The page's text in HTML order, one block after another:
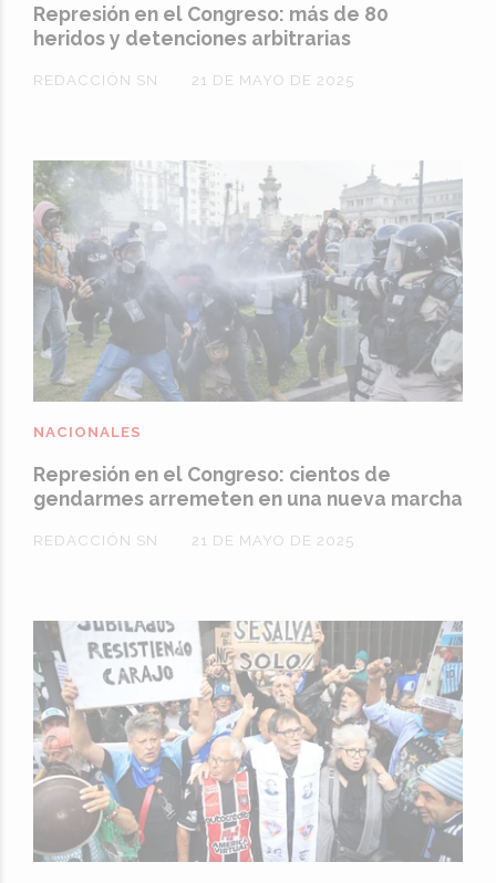
Represión en el Congreso: más de 80
heridos y detenciones arbitrarias
REDACCIÓN SN 21 DE MAYO DE 2025
Represión en el Congreso: cientos de
gendarmes arremeten en una nueva marcha
REDACCIÓN SN
NACIONALES
21 DE MAYO DE 2025